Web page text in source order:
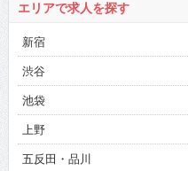
エリアで求人を探す
新宿
渋谷
池袋
上野
五反田・品川